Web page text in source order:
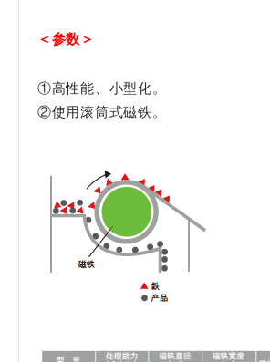
＜参数＞
①高性能、小型化。
②使用滚筒式磁铁。